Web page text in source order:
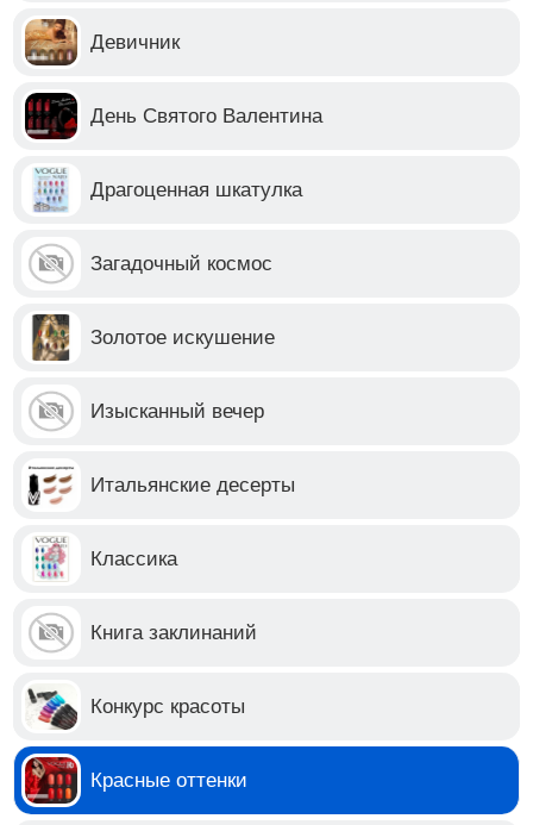
Девичник
День Святого Валентина
Драгоценная шкатулка
Загадочный космос
Золотое искушение
Изысканный вечер
Итальянские десерты
Классика
Книга заклинаний
Конкурс красоты
Красные оттенки